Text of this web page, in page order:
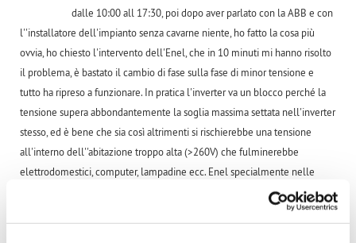
dalle 10:00 all 17:30, poi dopo aver parlato con la ABB e con
l''installatore dell'impianto senza cavarne niente, ho fatto la cosa più
ovvia, ho chiesto l'intervento dell'Enel, che in 10 minuti mi hanno risolto
il problema, è bastato il cambio di fase sulla fase di minor tensione e
tutto ha ripreso a funzionare. In pratica l'inverter va un blocco perché la
tensione supera abbondantemente la soglia massima settata nell'inverter
stesso, ed è bene che sia così altrimenti si rischierebbe una tensione
all'interno dell''abitazione troppo alta (>260V) che fulminerebbe
elettrodomestici, computer, lampadine ecc. Enel specialmente nelle
abitazioni di campagna fornisce energia monofase 220V prelevandola dal
trifase+neutro cioè una fase+neutro ed a seconda di quale fase viene